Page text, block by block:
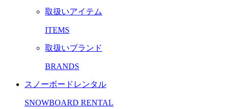
取扱いアイテム
ITEMS
取扱いブランド
BRANDS
スノーボードレンタル
SNOWBOARD RENTAL